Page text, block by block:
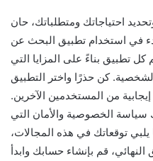
احتياجاتك ومتطلباتك، حان
في استخدام تطبيق البحث عن
تطبيق بناءً على المزايا التي
الشخصية. كن حذرًا واختر التطبيق
من المستخدمين الآخرين.
الخصوصية والأمان التي
يلبي توقعاتك في هذه المجالات،
قم بإنشاء حسابك وابدأ